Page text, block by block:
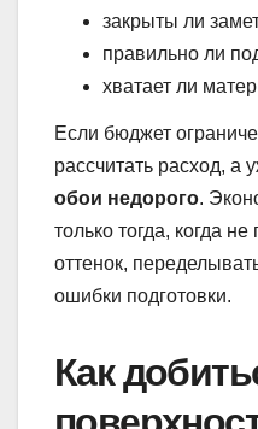
закрыты ли
правильно ли
хватает ли
Если бюджет
рассчитать расход, а
обои недорого.
только тогда, когда
оттенок,
ошибки подготовки.
Как